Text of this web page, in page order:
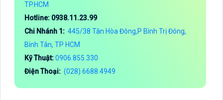
TP.HCM
Hotline: 0938.11.23.99
Chi Nhánh 1: 445/38 Tân Hòa Đông,P Bình Trị Đông,
Bình Tân, TP HCM
Kỹ Thuật:0906.855.330
Điện Thoại: (028) 6688.4949